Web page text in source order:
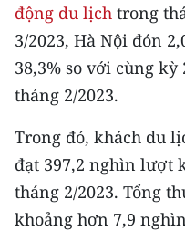
54 DÂN TỘC VIỆT NAM
CHƯƠNG TRÌNH OCOP
MỘT SẢN PHẨM
RADIO
MEDIA CENTER
động du lịch trong
3/2023, Hà Nội đón
38,3% so với cùng kỳ
tháng 2/2023.
Trong đó, khách du
đạt 397,2 nghìn lượt
tháng 2/2023. Tổng
khoảng hơn 7,9